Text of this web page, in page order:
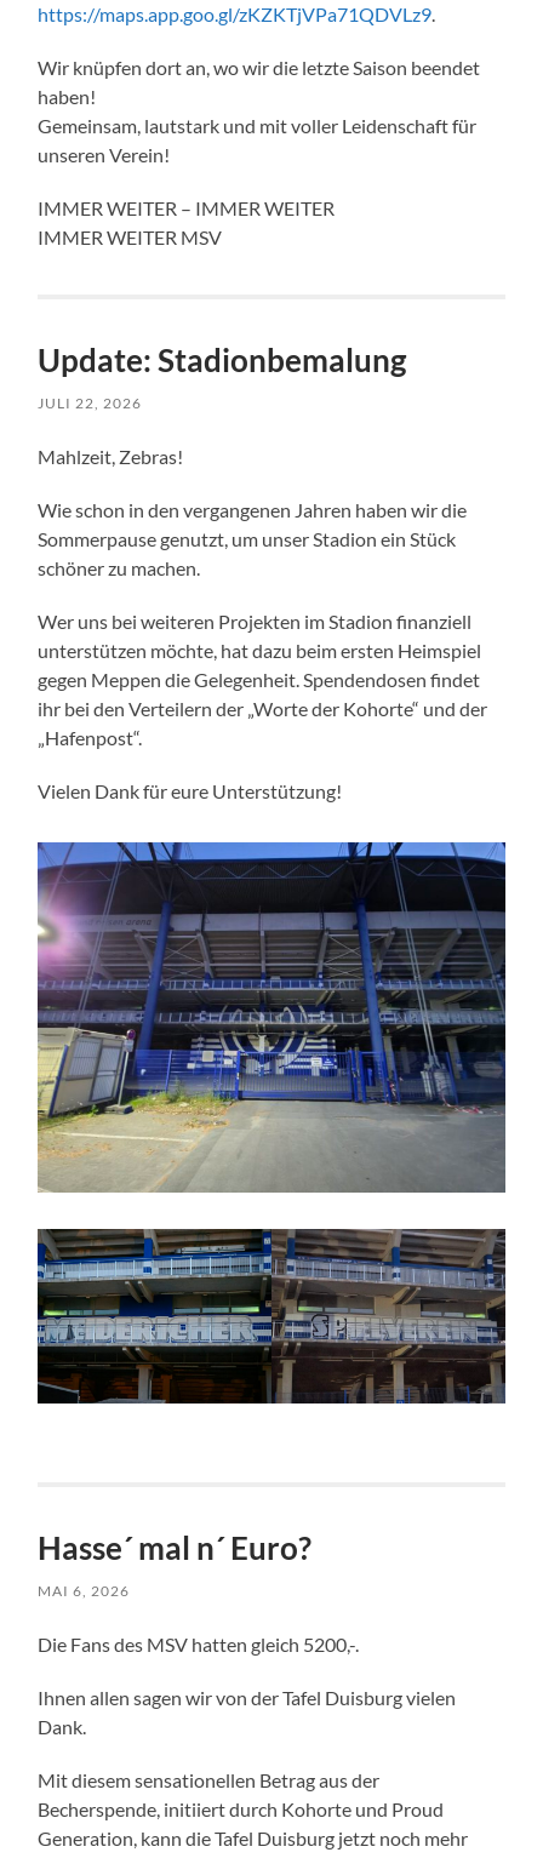
https://maps.app.goo.gl/zKZKTjVPa71QDVLz9
Wir knüpfen dort an, wo wir die letzte Saison beendet
haben!
Gemeinsam, lautstark und mit voller Leidenschaft für
unseren Verein!
IMMER WEITER – IMMER WEITER
IMMER WEITER MSV
Update: Stadionbemalung
JULI 22, 2026
Mahlzeit, Zebras!
Wie schon in den vergangenen Jahren haben wir die
Sommerpause genutzt, um unser Stadion ein Stück
schöner zu machen.
Wer uns bei weiteren Projekten im Stadion finanziell
unterstützen möchte, hat dazu beim ersten Heimspiel
gegen Meppen die Gelegenheit. Spendendosen findet
ihr bei den Verteilern der „Worte der Kohorte“ und der
„Hafenpost“.
Vielen Dank für eure Unterstützung!
Hasse´ mal n´ Euro?
MAI 6, 2026
Die Fans des MSV hatten gleich 5200,-.
Ihnen allen sagen wir von der Tafel Duisburg vielen
Dank.
Mit diesem sensationellen Betrag aus der
Becherspende, initiiert durch Kohorte und Proud
Generation, kann die Tafel Duisburg jetzt noch mehr